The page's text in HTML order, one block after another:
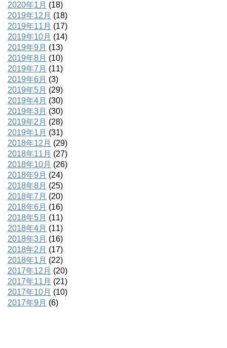
2020年1月 (18)
2019年12月 (18)
2019年11月 (17)
2019年10月 (14)
2019年9月 (13)
2019年8月 (10)
2019年7月 (11)
2019年6月 (3)
2019年5月 (29)
2019年4月 (30)
2019年3月 (30)
2019年2月 (28)
2019年1月 (31)
2018年12月 (29)
2018年11月 (27)
2018年10月 (26)
2018年9月 (24)
2018年8月 (25)
2018年7月 (20)
2018年6月 (16)
2018年5月 (11)
2018年4月 (11)
2018年3月 (16)
2018年2月 (17)
2018年1月 (22)
2017年12月 (20)
2017年11月 (21)
2017年10月 (10)
2017年9月 (6)